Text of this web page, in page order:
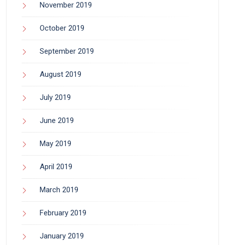
November 2019
October 2019
September 2019
August 2019
July 2019
June 2019
May 2019
April 2019
March 2019
February 2019
January 2019